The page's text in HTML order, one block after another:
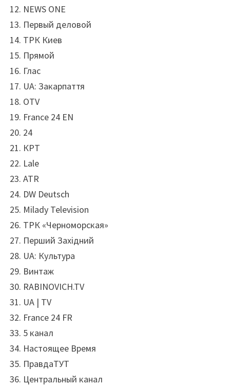
NEWS ONE
Первый деловой
ТРК Киев
Прямой
Глас
UA: Закарпаття
OTV
France 24 EN
24
КРТ
Lale
ATR
DW Deutsch
Milady Television
ТРК «Черноморская»
Перший Західний
UA: Культура
Винтаж
RABINOVICH.TV
UA | TV
France 24 FR
5 канал
Настоящее Время
ПравдаТУТ
Центральный канал